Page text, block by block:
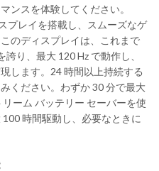
ンスを体験してください。
プレイを搭載し、スムーズなゲ
のディスプレイは、これまで
り、最大 120 Hz で動作し、
します。24 時間以上持続する
ください。わずか 30 分で最大
ーム バッテリー セーバーを使
時間駆動し、必要なときに